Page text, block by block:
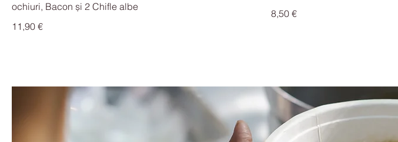
11,90 €
8,50 €